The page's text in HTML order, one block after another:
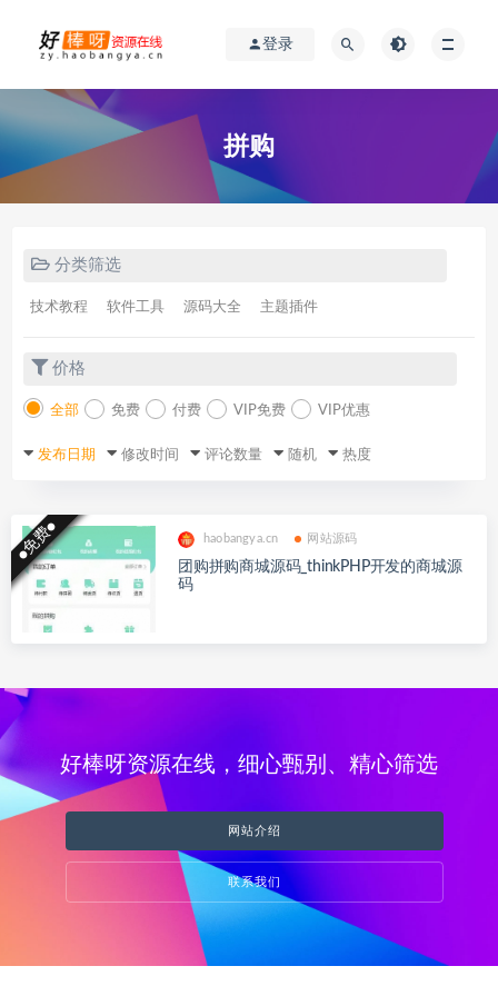
登录
拼购
分类筛选
技术教程 软件工具 源码大全 主题插件
价格
全部 免费 付费 VIP免费 VIP优惠
发布日期 修改时间 评论数量 随机 热度
●免费● haobangya.cn 网站源码
团购拼购商城源码_thinkPHP开发的商城源
码
好棒呀资源在线，细心甄别、精心筛选
网站介绍
联系我们